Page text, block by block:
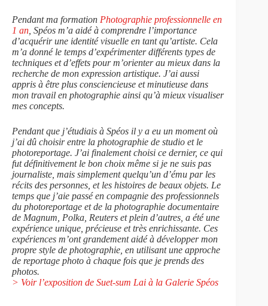
Pendant ma formation Photographie professionnelle en
1 an , Spéos m’a aidé à comprendre l’importance
d’acquérir une identité visuelle en tant qu’artiste. Cela
m’a donné le temps d’expérimenter différents types de
techniques et d’effets pour m’orienter au mieux dans la
recherche de mon expression artistique. J’ai aussi
appris à être plus consciencieuse et minutieuse dans
mon travail en photographie ainsi qu’à mieux visualiser
mes concepts.
Pendant que j’étudiais à Spéos il y a eu un moment où
j’ai dû choisir entre la photographie de studio et le
photoreportage. J’ai finalement choisi ce dernier, ce qui
fut définitivement le bon choix même si je ne suis pas
journaliste, mais simplement quelqu’un d’ému par les
récits des personnes, et les histoires de beaux objets. Le
temps que j’aie passé en compagnie des professionnels
du photoreportage et de la photographie documentaire
de Magnum, Polka, Reuters et plein d’autres, a été une
expérience unique, précieuse et très enrichissante. Ces
expériences m’ont grandement aidé à développer mon
propre style de photographie, en utilisant une approche
de reportage photo à chaque fois que je prends des
photos.
> Voir l’exposition de Suet-sum Lai à la Galerie Spéos